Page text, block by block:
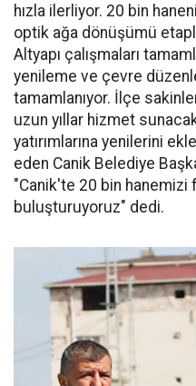
hızla ilerliyor. 20 bin
optik ağa dönüşümü
Altyapı çalışmaları
yenileme ve çevre
tamamlanıyor. İlçe
uzun yıllar hizmet
yatırımlarına yenilerini
eden Canik Belediye
"Canik'te 20 bin
buluşturuyoruz" dedi.